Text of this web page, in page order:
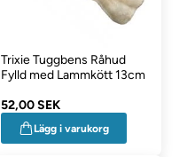
Trixie Tuggbens Råhud
Fylld med Lammkött 13cm
52,00 SEK
Lägg i varukorg